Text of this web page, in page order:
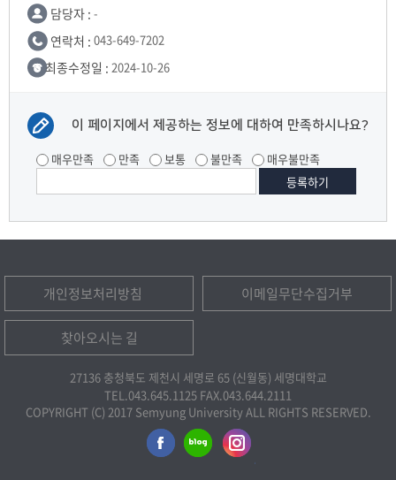
담당자 : -
연락처 : 043-649-7202
최종수정일 : 2024-10-26
이 페이지에서 제공하는 정보에 대하여 만족하시나요?
매우만족 만족 보통 불만족 매우불만족
개인정보처리방침 이메일무단수집거부
찾아오시는 길
27136 충청북도 제천시 세명로 65 (신월동) 세명대학교
TEL.043.645.1125 FAX.043.644.2111
COPYRIGHT (C) 2017 Semyung University ALL RIGHTS RESERVED.